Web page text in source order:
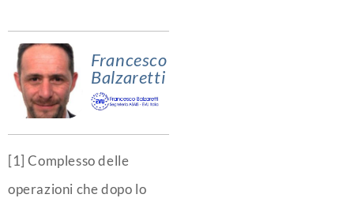
Francesco
Balzaretti
[1] Complesso delle
operazioni che dopo lo